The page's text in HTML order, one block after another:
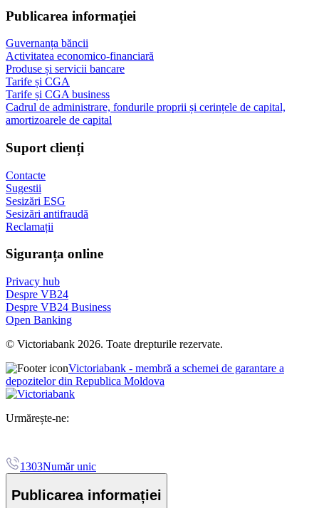
Publicarea informației
Guvernanța băncii
Activitatea economico-financiară
Produse și servicii bancare
Tarife și CGA
Tarife și CGA business
Cadrul de administrare, fondurile proprii și cerințele de capital,
amortizoarele de capital
Suport clienți
Contacte
Sugestii
Sesizări ESG
Sesizări antifraudă
Reclamații
Siguranța online
Privacy hub
Despre VB24
Despre VB24 Business
Open Banking
© Victoriabank 2026. Toate drepturile rezervate.
Victoriabank - membră a schemei de garantare a
depozitelor din Republica Moldova
Urmărește-ne:
1303Număr unic
Publicarea informației